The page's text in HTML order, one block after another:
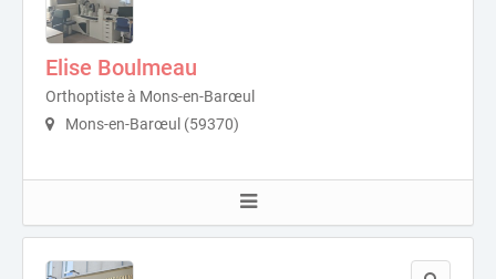
Elise Boulmeau
Orthoptiste à Mons-en-Barœul
Mons-en-Barœul (59370)